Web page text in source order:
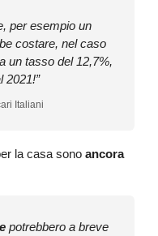
per esempio un
costare, nel caso
un tasso del 12,7%,
2021!”
Italiani
la casa sono ancora
potrebbero a breve